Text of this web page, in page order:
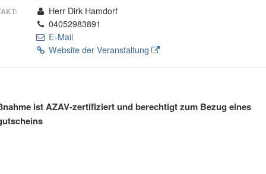
Herr Dirk Hamdorf
04052983891
E-Mail
Website der Veranstaltung
ist AZAV-zertifiziert und berechtigt zum Bezug eines